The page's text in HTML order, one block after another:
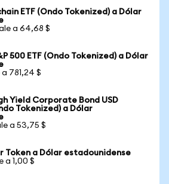
ETF (Ondo Tokenized) a Dólar
a 64,68 $
500 ETF (Ondo Tokenized) a Dólar
781,24 $
Yield Corporate Bond USD
Tokenized) a Dólar
a 53,75 $
Token a Dólar estadounidense
a 1,00 $